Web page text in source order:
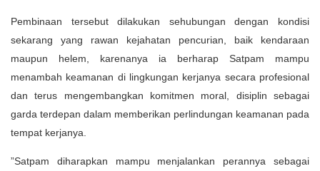
Pembinaan tersebut dilakukan sehubungan dengan kondisi
sekarang yang rawan kejahatan pencurian, baik kendaraan
maupun helem, karenanya ia berharap Satpam mampu
menambah keamanan di lingkungan kerjanya secara profesional
dan terus mengembangkan komitmen moral, disiplin sebagai
garda terdepan dalam memberikan perlindungan keamanan pada
tempat kerjanya.
”Satpam diharapkan mampu menjalankan perannya sebagai